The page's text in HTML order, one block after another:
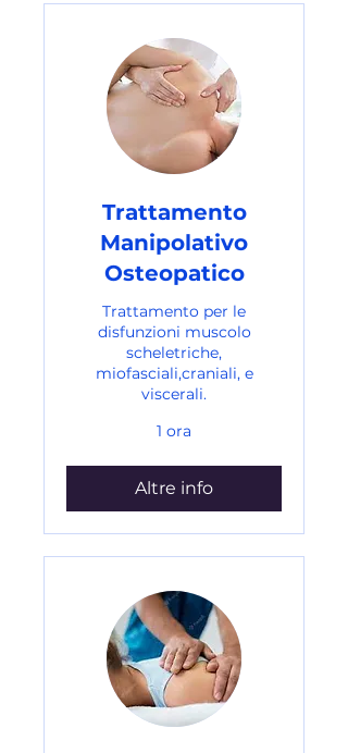
Trattamento
Manipolativo
Osteopatico
Trattamento per le
disfunzioni muscolo
scheletriche,
miofasciali,craniali, e
viscerali.
1 ora
Altre info